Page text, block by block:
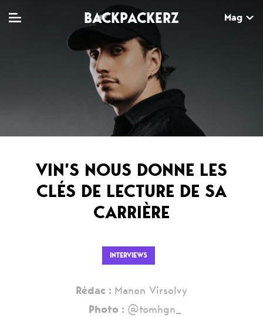
BACKPACKERZ Mag
Web-séries
MAG
Dossiers
Tops
Chroniques
Sorties
Festivals
VIN’S NOUS DONNE LES
CLÉS DE LECTURE DE SA
CARRIÈRE
INTERVIEWS
Rédac : Manon Virsolvy
Photo : @tomhgn_